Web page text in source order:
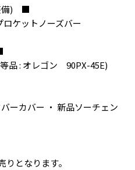
備) ■
ットノーズバー
品 : オレゴン 90PX-45E)
ーカバー ・ 新品ソーチェン
となります。